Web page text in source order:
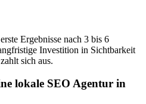
Ergebnisse nach 3 bis 6
Investition in Sichtbarkeit
sich aus.
lokale SEO Agentur in